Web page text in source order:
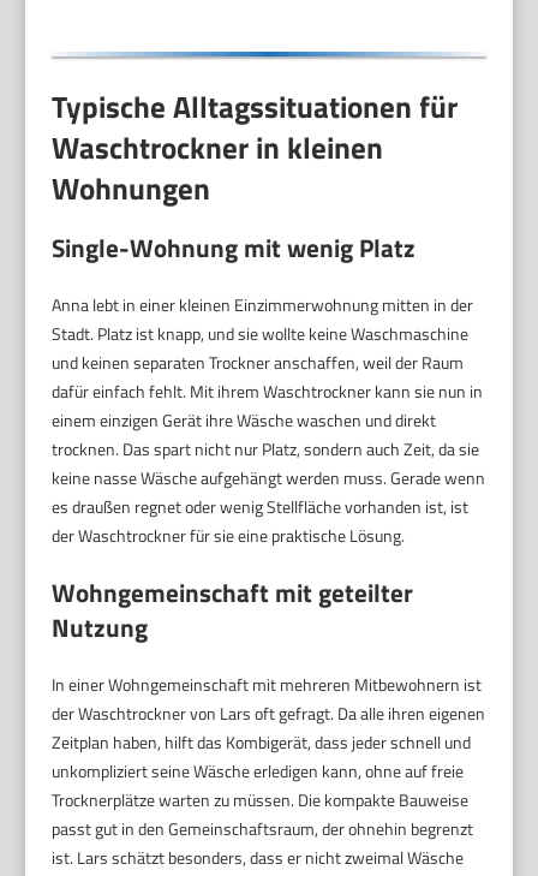
Typische Alltagssituationen für
Waschtrockner in kleinen
Wohnungen
Single-Wohnung mit wenig Platz
Anna lebt in einer kleinen Einzimmerwohnung mitten in der
Stadt. Platz ist knapp, und sie wollte keine Waschmaschine
und keinen separaten Trockner anschaffen, weil der Raum
dafür einfach fehlt. Mit ihrem Waschtrockner kann sie nun in
einem einzigen Gerät ihre Wäsche waschen und direkt
trocknen. Das spart nicht nur Platz, sondern auch Zeit, da sie
keine nasse Wäsche aufgehängt werden muss. Gerade wenn
es draußen regnet oder wenig Stellfläche vorhanden ist, ist
der Waschtrockner für sie eine praktische Lösung.
Wohngemeinschaft mit geteilter
Nutzung
In einer Wohngemeinschaft mit mehreren Mitbewohnern ist
der Waschtrockner von Lars oft gefragt. Da alle ihren eigenen
Zeitplan haben, hilft das Kombigerät, dass jeder schnell und
unkompliziert seine Wäsche erledigen kann, ohne auf freie
Trocknerplätze warten zu müssen. Die kompakte Bauweise
passt gut in den Gemeinschaftsraum, der ohnehin begrenzt
ist. Lars schätzt besonders, dass er nicht zweimal Wäsche